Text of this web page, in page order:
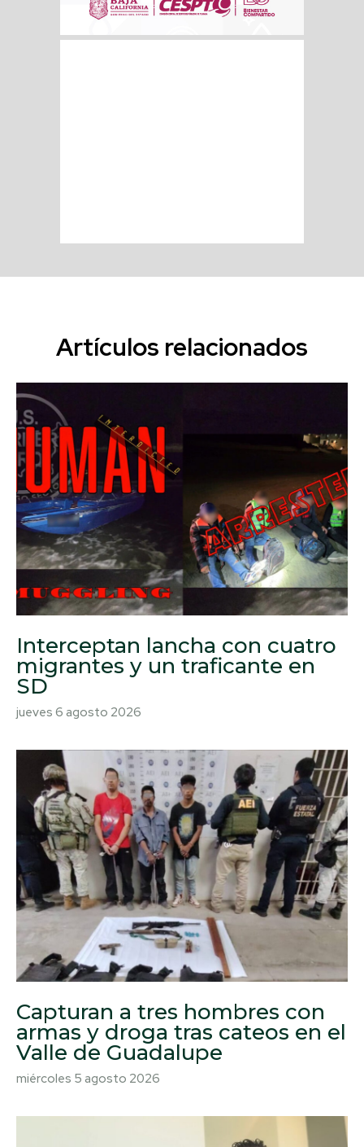
Artículos relacionados
Interceptan lancha con cuatro
migrantes y un traficante en
SD
jueves 6 agosto 2026
Capturan a tres hombres con
armas y droga tras cateos en el
Valle de Guadalupe
miércoles 5 agosto 2026